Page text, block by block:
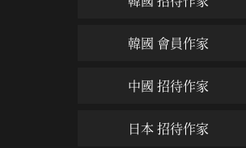
韓國 會員作家
中國 招待作家
日本 招待作家